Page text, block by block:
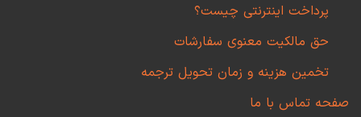
پرداخت اینترنتی چیست؟
حق مالکیت معنوی سفارشات
تخمین هزینه و زمان تحویل ترجمه
صفحه تماس با ما